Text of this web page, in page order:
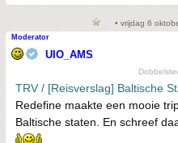
• vrijdag 6
Moderator
UIO_AMS
TRV / [Reisverslag] Baltische
Redefine maakte een mooie
Baltische staten. En schreef